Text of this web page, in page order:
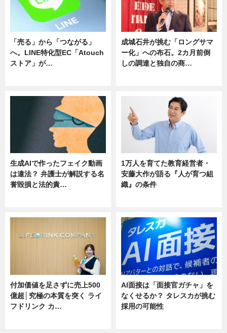
「売る」から「つながる」
へ。LINE特化型EC「Atouch
ストア」が…
成城石井が挑む「ロングサマ
ー化」への布石。2カ月前倒
しの調達と独自の商…
生成AIで作ったフェイク動画
は違法？ 弁護士が解説する名
誉毀損と法的責…
1万人を育てた教育経営者・
安藤大作が語る『人が育つ組
織』の条件
付加価値を足さずに売上500
億超│究極の本質を突く ライ
フドリンク カ…
AI面接は「面接官ガチャ」を
なくせるか？ タレスカが挑む
採用の可能性